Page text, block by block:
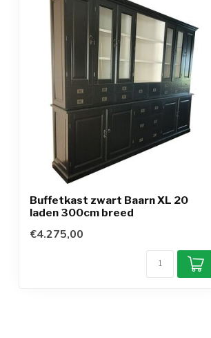
Buffetkast zwart Baarn XL 20
laden 300cm breed
€4.275,00